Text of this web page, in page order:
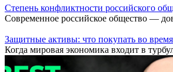
Степень конфликтности российского
Современное российское общество —
Защитные активы: что покупать во
Когда мировая экономика входит в